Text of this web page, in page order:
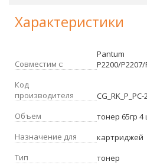
Характеристики
Совместим с:
Pantum
P2200/
Код
производителя
CG_RK_P_PC-
Объем
тонер 65гр 4
Назначение для
картриджей
Тип
тонер